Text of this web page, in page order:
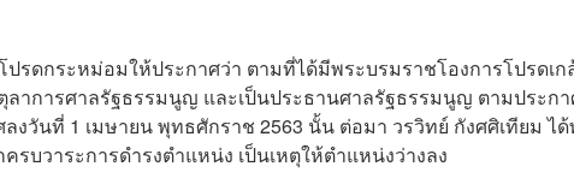
รดกระหม่อมให้ประกาศว่า ตามที่ได้มีพระบรมราชโองการโปรดเก
ลาการศาลรัฐธรรมนูญ และเป็นประธานศาลรัฐธรรมนูญ ตามประก
งวันที่ 1 เมษายน พุทธศักราช 2563 นั้น ต่อมา วรวิทย์ กังศศิเทียม ไ
บวาระการดำรงตำแหน่ง เป็นเหตุให้ตำแหน่งว่างลง